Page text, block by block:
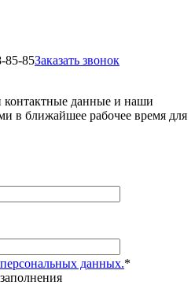
85-85Заказать звонок
контактные данные и наши
в ближайшее рабочее время для
данных.*